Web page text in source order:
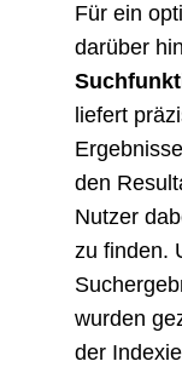
Für ein
darüber
liefert
den
Nutzer
zu finden.
wurden
der